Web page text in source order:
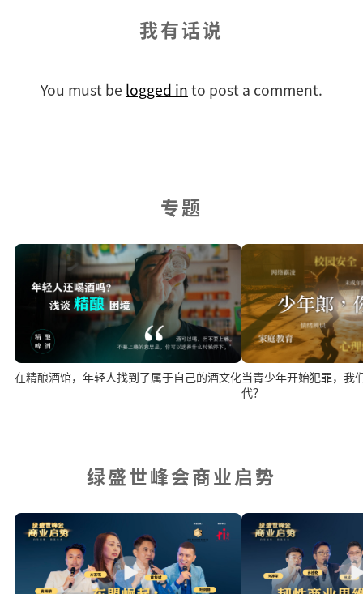
我有话说
You must be logged in to post a comment.
专题
在精酿酒馆，年轻人找到了属于自己的酒文化当青少年开始犯罪，我
代？
绿盛世峰会商业启势